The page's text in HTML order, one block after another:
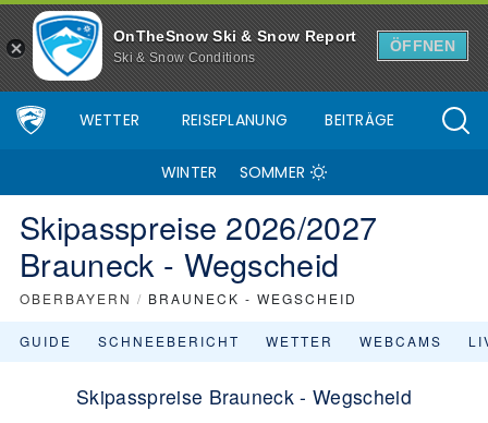
OnTheSnow Ski & Snow Report
Ski & Snow Conditions
ÖFFNEN
WETTER REISEPLANUNG BEITRÄGE
WINTER SOMMER
Skipasspreise 2026/2027
Brauneck - Wegscheid
OBERBAYERN / BRAUNECK - WEGSCHEID
GUIDE SCHNEEBERICHT WETTER WEBCAMS
Skipasspreise Brauneck - Wegscheid